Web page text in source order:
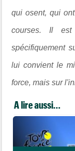
qui osent, qui
courses. Il
spécifiquement
lui convient le
force, mais sur
A lire aussi...